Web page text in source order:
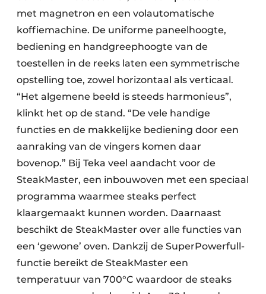
met magnetron en een volautomatische
koffiemachine. De uniforme paneelhoogte,
bediening en handgreephoogte van de
toestellen in de reeks laten een symmetrische
opstelling toe, zowel horizontaal als verticaal.
“Het algemene beeld is steeds harmonieus”,
klinkt het op de stand. “De vele handige
functies en de makkelijke bediening door een
aanraking van de vingers komen daar
bovenop.” Bij Teka veel aandacht voor de
SteakMaster, een inbouwoven met een speciaal
programma waarmee steaks perfect
klaargemaakt kunnen worden. Daarnaast
beschikt de SteakMaster over alle functies van
een ‘gewone’ oven. Dankzij de SuperPowerfull-
functie bereikt de SteakMaster een
temperatuur van 700°C waardoor de steaks